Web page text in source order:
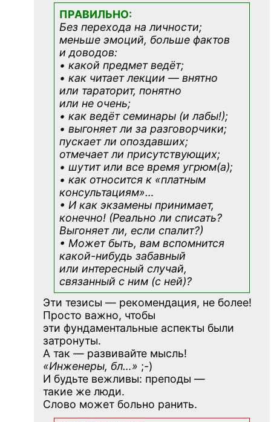
ПРАВИЛЬНО:
Без перехода на личности;
меньше эмоций, больше фактов
и доводов:
• какой предмет ведёт;
• как читает лекции — внятно
или тараторит, понятно
или не очень;
• как ведёт семинары (и лабы!);
• выгоняет ли за разговорчики;
пускает ли опоздавших;
отмечает ли присутствующих;
• шутит или все время угрюм(а);
• как относится к «платным
консультациям»…
• И как экзамены принимает,
конечно! (Реально ли списать?
Выгоняет ли, если спалит?)
• Может быть, вам вспомнится
какой-нибудь забавный
или интересный случай,
связанный с ним (с ней)?
Эти тезисы — рекомендация, не более!
Просто важно, чтобы
эти фундаментальные аспекты были
затронуты.
А так — развивайте мысль!
«Инженеры, бл…» ;-)
И будьте вежливы: преподы —
такие же люди.
Слово может больно ранить.